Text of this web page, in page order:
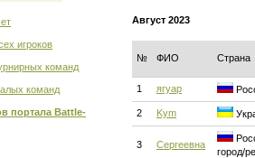
игроков
команд
команд
портала Battle-
Август 2023
№ ФИО Страна
1 ягуар
2 Kym
3 Сергеевна
город/